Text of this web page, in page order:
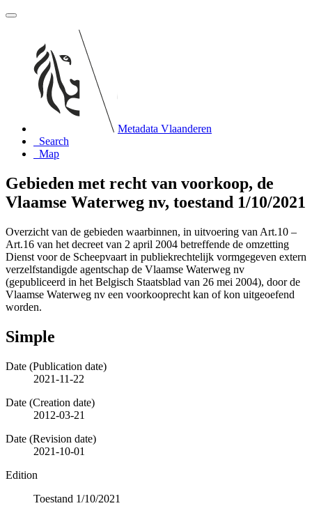
Metadata Vlaanderen
Search
Map
Gebieden met recht van voorkoop, de
Vlaamse Waterweg nv, toestand 1/10/2021
Overzicht van de gebieden waarbinnen, in uitvoering van Art.10 –
Art.16 van het decreet van 2 april 2004 betreffende de omzetting
Dienst voor de Scheepvaart in publiekrechtelijk vormgegeven extern
verzelfstandigde agentschap de Vlaamse Waterweg nv
(gepubliceerd in het Belgisch Staatsblad van 26 mei 2004), door de
Vlaamse Waterweg nv een voorkooprecht kan of kon uitgeoefend
worden.
Simple
Date (Publication date)
2021-11-22
Date (Creation date)
2012-03-21
Date (Revision date)
2021-10-01
Edition
Toestand 1/10/2021